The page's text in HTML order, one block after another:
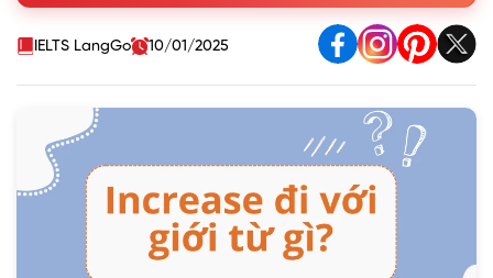
5. Bài tập vận dụng với increase
IELTS LangGo 10/01/2025